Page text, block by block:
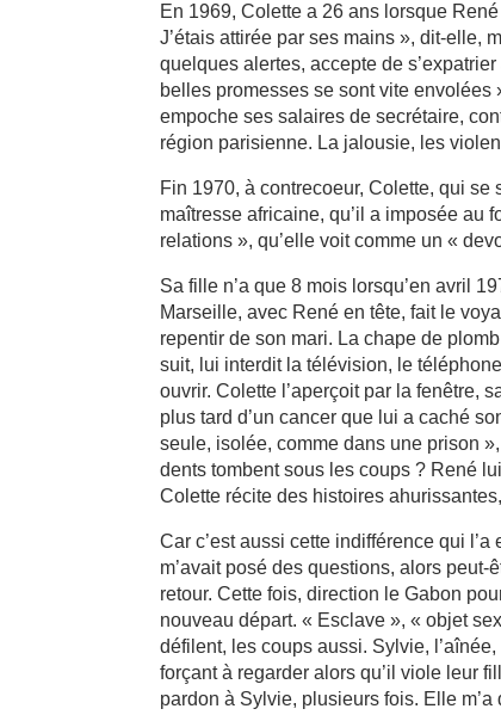
En 1969, Colette a 26 ans lorsque
J’étais attirée par ses mains », dit-elle,
quelques alertes, accepte de
belles promesses se sont vite
empoche ses salaires de secrétaire,
région parisienne. La jalousie, les
Fin 1970, à contrecoeur, Colette, qui
maîtresse africaine, qu’il a imposée au
relations », qu’elle voit comme un «
Sa fille n’a que 8 mois lorsqu’en avril
Marseille, avec René en tête, fait le
repentir de son mari. La chape de
suit, lui interdit la télévision, le
ouvrir. Colette l’aperçoit par la fenêtre,
plus tard d’un cancer que lui a caché
seule, isolée, comme dans une prison
dents tombent sous les coups ? René
Colette récite des histoires
Car c’est aussi cette indifférence qui
m’avait posé des questions, alors
retour. Cette fois, direction le Gabon
nouveau départ. « Esclave », « objet
défilent, les coups aussi. Sylvie,
forçant à regarder alors qu’il viole leur
pardon à Sylvie, plusieurs fois. Elle